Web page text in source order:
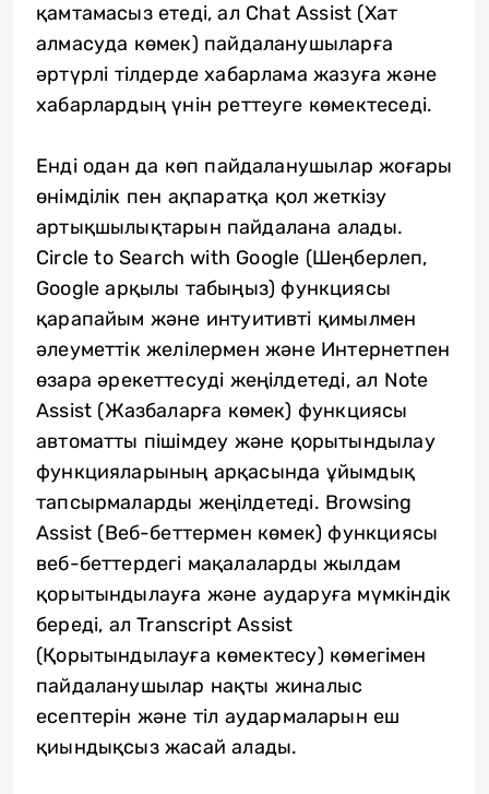
қамтамасыз етеді, ал Chat Assist (Хат
алмасуда көмек) пайдаланушыларға
әртүрлі тілдерде хабарлама жазуға және
хабарлардың үнін реттеуге көмектеседі.
Енді одан да көп пайдаланушылар жоғары
өнімділік пен ақпаратқа қол жеткізу
артықшылықтарын пайдалана алады.
Circle to Search with Google (Шеңберлеп,
Google арқылы табыңыз) функциясы
қарапайым және интуитивті қимылмен
әлеуметтік желілермен және Интернетпен
өзара әрекеттесуді жеңілдетеді, ал Note
Assist (Жазбаларға көмек) функциясы
автоматты пішімдеу және қорытындылау
функцияларының арқасында ұйымдық
тапсырмаларды жеңілдетеді. Browsing
Assist (Веб-беттермен көмек) функциясы
веб-беттердегі мақалаларды жылдам
қорытындылауға және аударуға мүмкіндік
береді, ал Transcript Assist
(Қорытындылауға көмектесу) көмегімен
пайдаланушылар нақты жиналыс
есептерін және тіл аудармаларын еш
қиындықсыз жасай алады.